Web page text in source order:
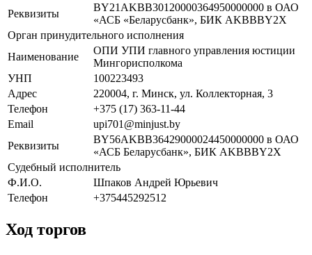
Реквизиты
BY21AKBB30120000364950000000 в ОАО
«АСБ «Беларусбанк», БИК AKBBBY2X
Орган принудительного исполнения
Наименование
ОПИ УПИ главного управления юстиции
Мингорисполкома
УНП
100223493
Адрес
220004, г. Минск, ул. Коллекторная, 3
Телефон
+375 (17) 363-11-44
Email
upi701@minjust.by
Реквизиты
BY56AKBB36429000024450000000 в ОАО
«АСБ Беларусбанк», БИК AKBBBY2X
Судебный исполнитель
Ф.И.О.
Шпаков Андрей Юрьевич
Телефон
+375445292512
Ход торгов